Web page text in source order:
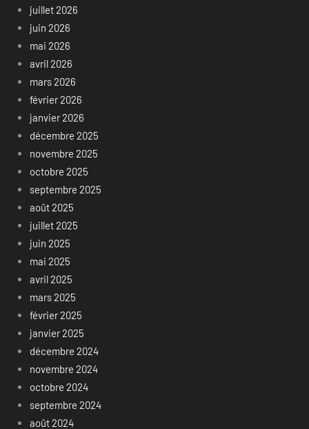
juillet 2026
juin 2026
mai 2026
avril 2026
mars 2026
février 2026
janvier 2026
décembre 2025
novembre 2025
octobre 2025
septembre 2025
août 2025
juillet 2025
juin 2025
mai 2025
avril 2025
mars 2025
février 2025
janvier 2025
décembre 2024
novembre 2024
octobre 2024
septembre 2024
août 2024